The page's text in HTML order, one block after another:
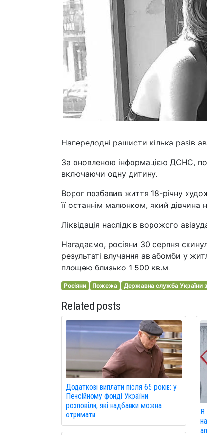
Напередодні рашисти кілька разів
За оновленою інформацією ДСНС,
включаючи одну дитину.
Ворог позбавив життя 18-річну
її останнім малюнком, який дівчина
Ліквідація наслідків ворожого
Нагадаємо, росіяни 30 серпня
результаті влучання авіабомби у
площею близько 1 500 кв.м.
Росіяни Пожежа Державна служба України
Related posts
Додаткові виплати після 65 років: у
Пенсійному фонді України
розповіли, які надбавки можна
отримати
В